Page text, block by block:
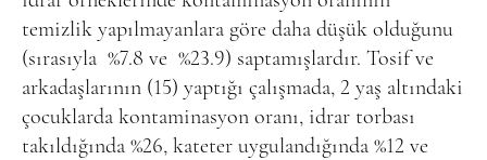
temizlik yapılmayanlara göre daha düşük olduğunu
(sırasıyla %7.8 ve %23.9) saptamışlardır. Tosif ve
arkadaşlarının (15) yaptığı çalışmada, 2 yaş altındaki
çocuklarda kontaminasyon oranı, idrar torbası
takıldığında %26, kateter uygulandığında %12 ve